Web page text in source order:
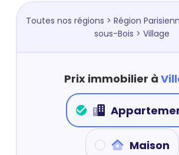
Toutes nos régions > Région
sous-Bois > Village
Prix immobilier à
Maison